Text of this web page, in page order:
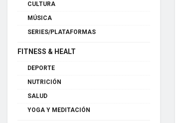
CULTURA
MÚSICA
SERIES/PLATAFORMAS
FITNESS & HEALT
DEPORTE
NUTRICIÓN
SALUD
YOGA Y MEDITACIÓN